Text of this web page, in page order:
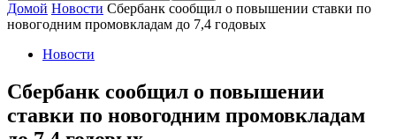
Домой Новости Сбербанк сообщил о повышении ставки по
новогодним промовкладам до 7,4 годовых
Новости
Сбербанк сообщил о повышении
ставки по новогодним промовкладам